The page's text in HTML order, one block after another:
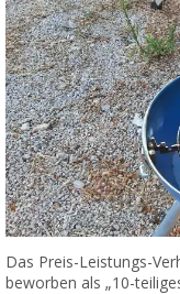
Das Preis-Leistungs-
beworben als „10-